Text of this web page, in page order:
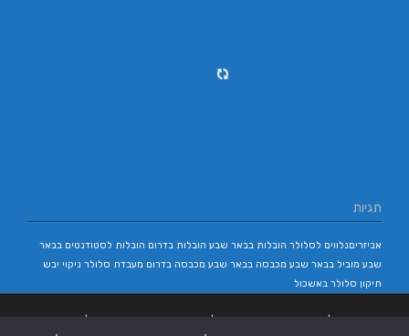
תגיות
אביזריםנלווים לסלולר הובלות בבאר שבע הובלות בדרום הובלות לסטודנטים בבאר
שבע מוביל בבאר שבע מכבסה בבאר שבע מכבסה בדרום מעבדת סלולר ניקוי יבש
תיקון סלולר באשכול